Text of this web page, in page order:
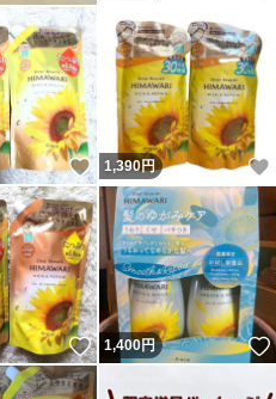
いいね！
1,390円
いいね！
1,400円